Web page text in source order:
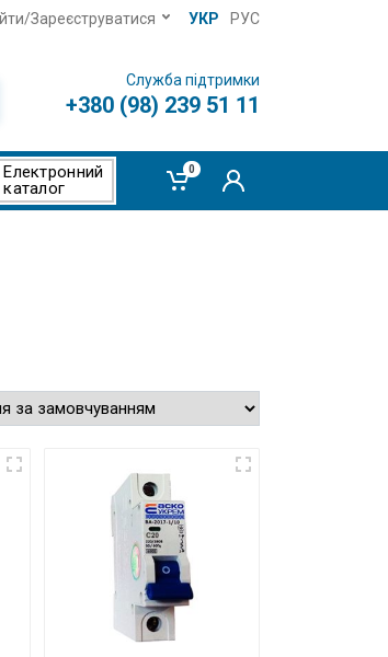
Зареєструватися УКР РУС
Служба підтримки
+380 (98) 239 51 11
Електронний
каталог
0